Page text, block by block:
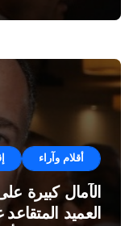
أقلام وآراء
الآمال كبيرة
العميد